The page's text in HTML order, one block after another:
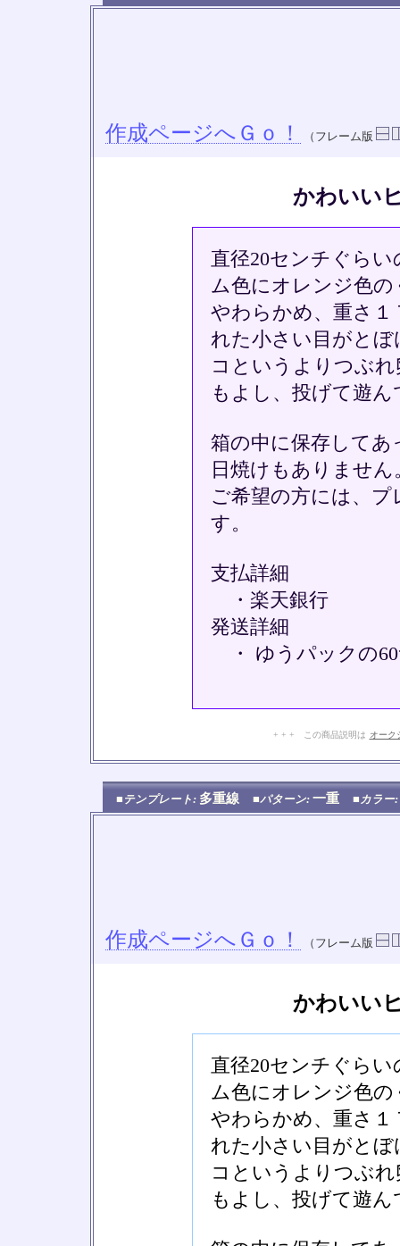
作成ページへＧｏ！ （フレーム版
かわいい
直径20センチぐら
ム色にオレンジ色
やわらかめ、重さ１
れた小さい目がと
コというよりつぶ
もよし、投げて遊ん
箱の中に保存してあ
日焼けもありません
ご希望の方には、
す。
支払詳細
・楽天銀行
発送詳細
・ ゆうパックの
+ + + この商品説明は オーク
■テンプレート: 多重線 ■パターン: 一重 ■カラー:
作成ページへＧｏ！ （フレーム版
かわいい
直径20センチぐら
ム色にオレンジ色
やわらかめ、重さ１
れた小さい目がと
コというよりつぶ
もよし、投げて遊ん